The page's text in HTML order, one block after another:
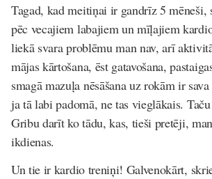
Tagad, kad meitiņai ir gandrīz 5 mēneši,
pēc vecajiem labajiem un mīļajiem
liekā svara problēmu man nav, arī
mājas kārtošana, ēst gatavošana,
smagā mazuļa nēsāšana uz rokām ir
ja tā labi padomā, ne tas vieglākais.
Gribu darīt ko tādu, kas, tieši pretēji,
ikdienas.
Un tie ir kardio treniņi! Galvenokārt,